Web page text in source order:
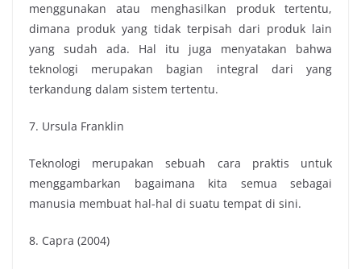
menggunakan atau menghasilkan produk tertentu,
dimana produk yang tidak terpisah dari produk lain
yang sudah ada. Hal itu juga menyatakan bahwa
teknologi merupakan bagian integral dari yang
terkandung dalam sistem tertentu.
7. Ursula Franklin
Teknologi merupakan sebuah cara praktis untuk
menggambarkan bagaimana kita semua sebagai
manusia membuat hal-hal di suatu tempat di sini.
8. Capra (2004)